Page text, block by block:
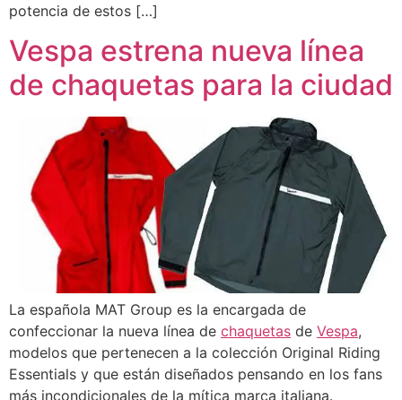
potencia de estos […]
Vespa estrena nueva línea
de chaquetas para la ciudad
La española MAT Group es la encargada de
confeccionar la nueva línea de chaquetas de Vespa,
modelos que pertenecen a la colección Original Riding
Essentials y que están diseñados pensando en los fans
más incondicionales de la mítica marca italiana.